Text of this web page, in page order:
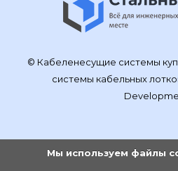
© Кабеленесущие системы
системы кабельных
Мы используем файлы